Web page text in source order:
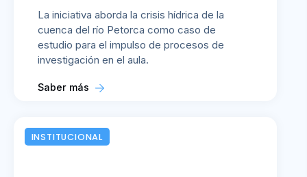
La iniciativa aborda la crisis hídrica de la
cuenca del río Petorca como caso de
estudio para el impulso de procesos de
investigación en el aula.
Saber más
INSTITUCIONAL